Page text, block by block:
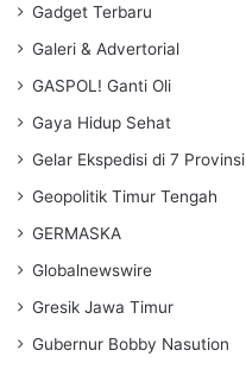
Gadget Terbaru
Galeri & Advertorial
GASPOL! Ganti Oli
Gaya Hidup Sehat
Gelar Ekspedisi di 7 Provinsi
Geopolitik Timur Tengah
GERMASKA
Globalnewswire
Gresik Jawa Timur
Gubernur Bobby Nasution